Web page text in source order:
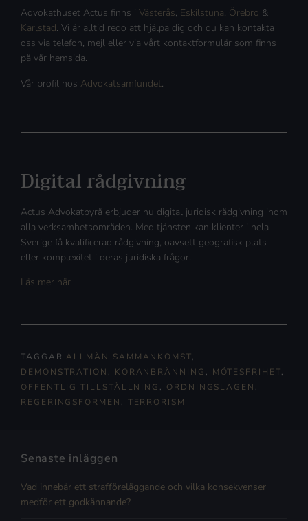
Advokathuset Actus finns i Västerås, Eskilstuna, Örebro &
Karlstad. Vi är alltid redo att hjälpa dig och du kan kontakta
oss via telefon, mejl eller via vårt kontaktformulär som finns
på vår hemsida.
Vår profil hos Advokatsamfundet.
Digital rådgivning
Actus Advokatbyrå erbjuder nu digital juridisk rådgivning inom
alla verksamhetsområden. Med tjänsten kan klienter i hela
Sverige få kvalificerad rådgivning, oavsett geografisk plats
eller komplexitet i deras juridiska frågor.
Läs mer här
TAGGAR ALLMÄN SAMMANKOMST,
DEMONSTRATION , KORANBRÄNNING , MÖTESFRIHET,
OFFENTLIG TILLSTÄLLNING , ORDNINGSLAGEN ,
REGERINGSFORMEN , TERRORISM
Senaste inläggen
Vad innebär ett strafföreläggande och vilka konsekvenser
medför ett godkännande?